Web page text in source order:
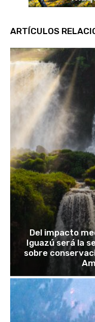
ARTÍCULOS
Del impacto
Iguazú será la
sobre